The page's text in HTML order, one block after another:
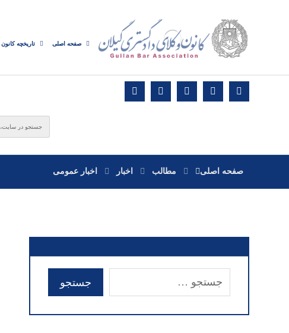
صفحه اصلی تاریخچه کانون
صفحه اصلی مطالب اخبار اخبار عمومی